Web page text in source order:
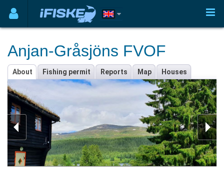
Anjan-Gråsjöns FVOF
About Fishing permit Reports Map Houses